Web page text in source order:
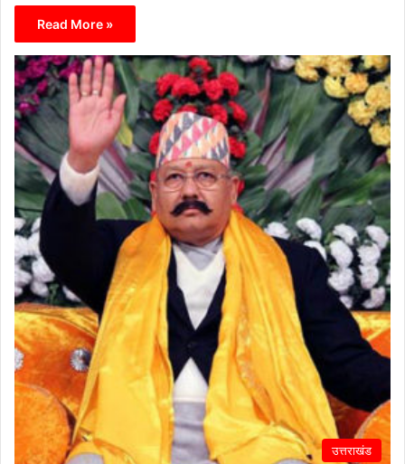
Read More »
उत्तराखंड